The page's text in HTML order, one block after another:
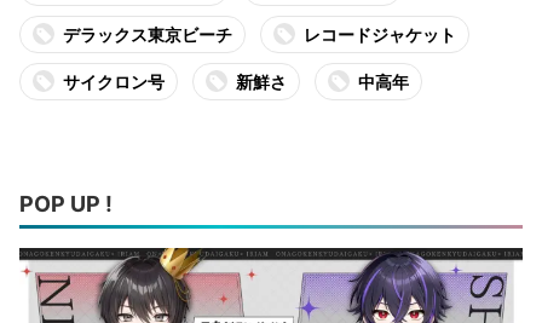
デラックス東京ビーチ レコードジャケット
サイクロン号 新鮮さ 中高年
POP UP !